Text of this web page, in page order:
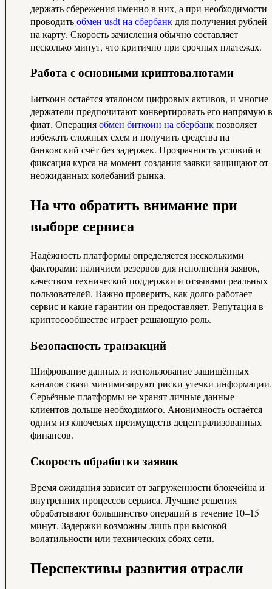
держать сбережения именно в них, а при необходимости
проводитьобмен usdt на сбербанк для получения рублей
на карту. Скорость зачисления обычно составляет
несколько минут, что критично при срочных платежах.
Работа с основными криптовалютами
Биткоин остаётся эталоном цифровых активов, и многие
держатели предпочитают конвертировать его напрямую в
фиат. Операцияобмен биткоин на сбербанкпозволяет
избежать сложных схем и получить средства на
банковский счёт без задержек. Прозрачность условий и
фиксация курса на момент создания заявки защищают от
неожиданных колебаний рынка.
На что обратить внимание при
выборе сервиса
Надёжность платформы определяется несколькими
факторами: наличием резервов для исполнения заявок,
качеством технической поддержки и отзывами реальных
пользователей. Важно проверить, как долго работает
сервис и какие гарантии он предоставляет. Репутация в
криптосообществе играет решающую роль.
Безопасность транзакций
Шифрование данных и использование защищённых
каналов связи минимизируют риски утечки информации.
Серьёзные платформы не хранят личные данные
клиентов дольше необходимого. Анонимность остаётся
одним из ключевых преимуществ децентрализованных
финансов.
Скорость обработки заявок
Время ожидания зависит от загруженности блокчейна и
внутренних процессов сервиса. Лучшие решения
обрабатывают большинство операций в течение 10–15
минут. Задержки возможны лишь при высокой
волатильности или технических сбоях сети.
Перспективы развития отрасли